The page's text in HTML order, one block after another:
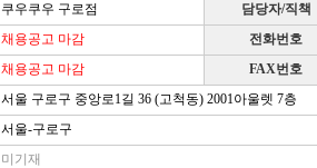
쿠우쿠우 구로점
담당자/직책
채용공고 마감
전화번호
채용공고 마감
FAX번호
서울 구로구 중앙로1길 36 (고척동) 2001아울렛 7층
서울-구로구
미기재